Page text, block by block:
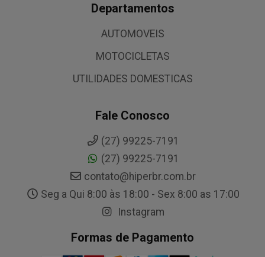
Departamentos
AUTOMOVEIS
MOTOCICLETAS
UTILIDADES DOMESTICAS
Fale Conosco
(27) 99225-7191
(27) 99225-7191
contato@hiperbr.com.br
Seg a Qui 8:00 às 18:00 - Sex 8:00 as 17:00
Instagram
Formas de Pagamento